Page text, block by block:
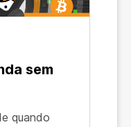
sem
quando